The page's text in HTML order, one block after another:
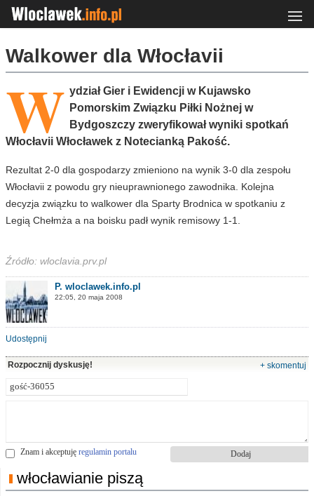
Walkower dla Włocłavii
W ydział Gier i Ewidencji w Kujawsko
Pomorskim Związku Piłki Nożnej w
Bydgoszczy zweryfikował wyniki spotkań
Włocłavii Włocławek z Notecianką Pakość.
Rezultat 2-0 dla gospodarzy zmieniono na wynik 3-0 dla zespołu
Włocłavii z powodu gry nieuprawnionego zawodnika. Kolejna
decyzja związku to walkower dla Sparty Brodnica w spotkaniu z
Legią Chełmża a na boisku padł wynik remisowy 1-1.
Źródło: wloclavia.prv.pl
P. wloclawek.info.pl
22:05, 20 maja 2008
Udostępnij
Rozpocznij dyskusję! + skomentuj
Znam i akceptuję regulamin portalu
włocławianie piszą